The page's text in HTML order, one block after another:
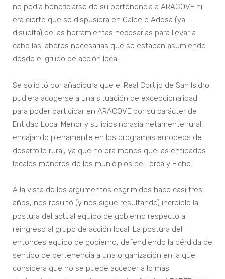
no podía beneficiarse de su pertenencia a ARACOVE ni
era cierto que se dispusiera en Oalde o Adesa (ya
disuelta) de las herramientas necesarias para llevar a
cabo las labores necesarias que se estaban asumiendo
desde el grupo de acción local.
Se solicitó por añadidura que el Real Cortijo de San Isidro
pudiera acogerse a una situación de excepcionalidad
para poder participar en ARACOVE por su carácter de
Entidad Local Menor y su idiosincrasia netamente rural,
encajando plenamente en los programas europeos de
desarrollo rural, ya que no era menos que las entidades
locales menores de los municipios de Lorca y Elche.
A la vista de los argumentos esgrimidos hace casi tres
años, nos resultó (y nos sigue resultando) increíble la
postura del actual equipo de gobierno respecto al
reingreso al grupo de acción local. La postura del
entonces equipo de gobierno, defendiendo la pérdida de
sentido de pertenencia a una organización en la que
considera que no se puede acceder a lo más